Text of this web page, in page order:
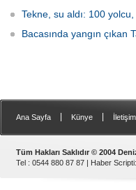
Tekne, su aldı: 100
Bacasında yangın çıkan
Ana Sayfa Künye İletişim
Tüm Hakları Saklıdır © 2004
Tel : 0544 880 87 87 | Haber Scripti: